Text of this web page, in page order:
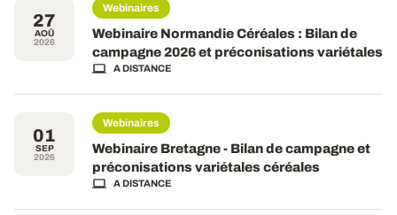
27
AOÛ
2026
Webinaires
Webinaire Normandie Céréales : Bilan de
campagne 2026 et préconisations variétales
A DISTANCE
01
SEP
2026
Webinaires
Webinaire Bretagne - Bilan de campagne et
préconisations variétales céréales
A DISTANCE